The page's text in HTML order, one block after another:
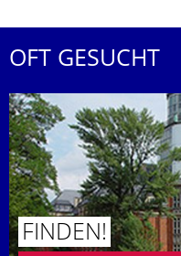
OFT GESUCHT
FINDEN!